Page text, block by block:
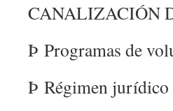
CANALIZACIÓN
Þ Programas de
Þ Régimen jurídico